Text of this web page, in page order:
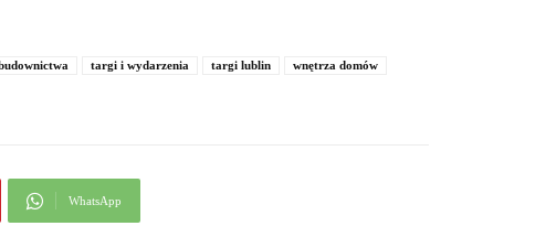
targi i wydarzenia targi lublin wnętrza domów
WhatsApp